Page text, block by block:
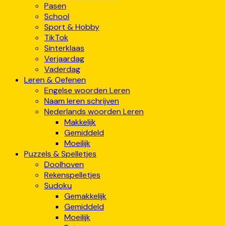
Pasen
School
Sport & Hobby
TikTok
Sinterklaas
Verjaardag
Vaderdag
Leren & Oefenen
Engelse woorden Leren
Naam leren schrijven
Nederlands woorden Leren
Makkelijk
Gemiddeld
Moeilijk
Puzzels & Spelletjes
Doolhoven
Rekenspelletjes
Sudoku
Gemakkelijk
Gemiddeld
Moeilijk